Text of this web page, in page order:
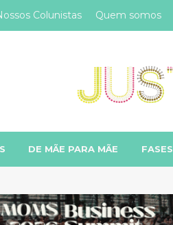
Colunistas Quem somos
DE MÃE PARA MÃE FASES